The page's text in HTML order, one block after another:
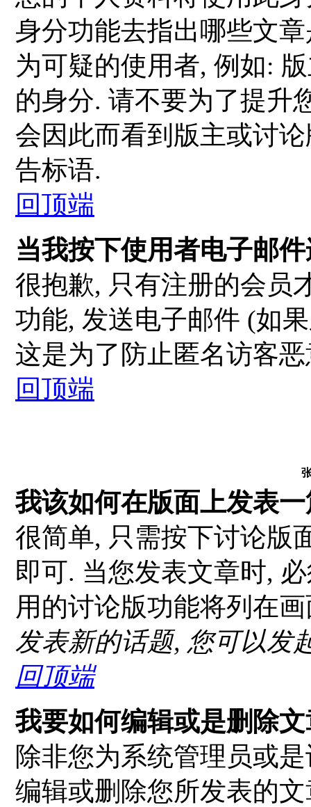
身分功能去指出哪些文
为可疑的使用者, 例如:
的身分. 请不要为了提升
会因此而看到版主或讨
告标语.
回顶端
当我按下使用者电子邮
很抱歉, 只有注册的会员
功能, 发送电子邮件 (如
这是为了防止匿名访客
回顶端
我该如何在版面上发表
很简单, 只需按下讨论版
即可. 当您发表文章时,
用的讨论版功能将列在
发表新的话题, 您可以发
回顶端
我要如何编辑或是删除文
除非您为系统管理员或
编辑或删除您所发表的